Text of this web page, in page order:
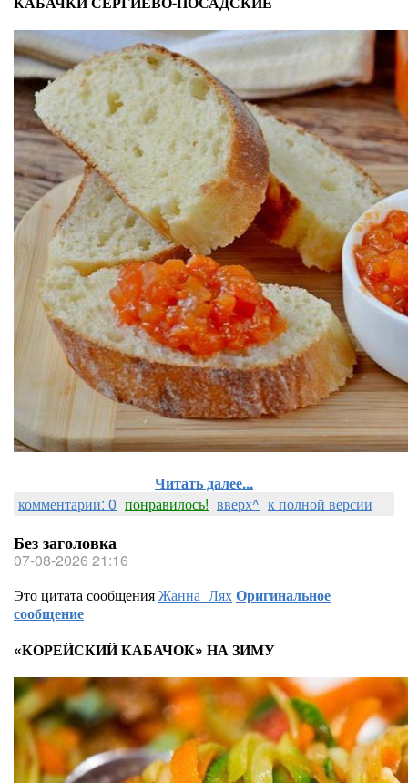
Читать далее...
комментарии: 0 понравилось! вверх^ к полной версии
Без заголовка
07-08-2026 21:16
Это цитата сообщенияЖанна_ЛяхОригинальное
сообщение
«КОРЕЙСКИЙ КАБАЧОК» НА ЗИМУ